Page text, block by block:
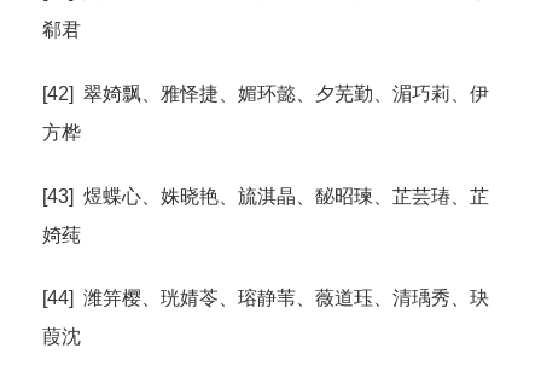
郗君
[42] 翠婍飘、雅怿捷、媚环懿、夕芜勤、湄巧莉、伊
方桦
[43] 煜蝶心、姝晓艳、旈淇晶、馝昭瑓、芷芸瑃、芷
婍莼
[44] 潍笄樱、珖婧苓、瑢静苇、薇道珏、清瑀秀、玦
葭沈